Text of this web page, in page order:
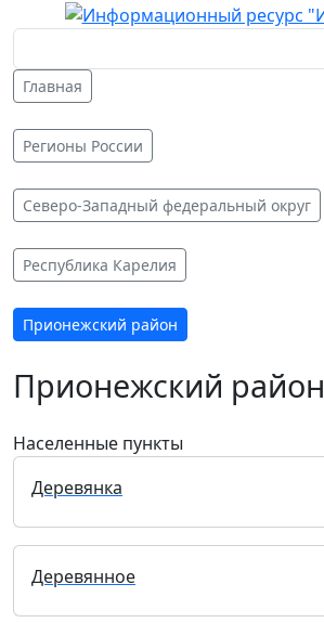
Главная
Регионы России
Северо-Западный федеральный округ
Республика Карелия
Прионежский район
Прионежский район
Населенные пункты
Деревянка
Деревянное